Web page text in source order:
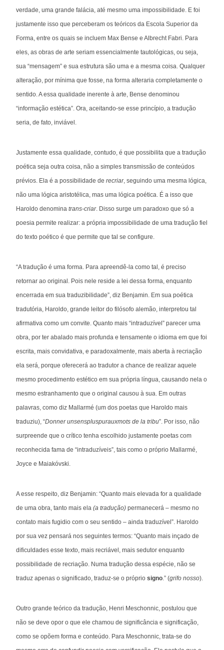
verdade, uma grande falácia, até mesmo uma impossibilidade. E foi
justamente isso que perceberam os teóricos da Escola Superior da
Forma, entre os quais se incluem Max Bense e Albrecht Fabri. Para
eles, as obras de arte seriam essencialmente tautológicas, ou seja,
sua “mensagem” e sua estrutura são uma e a mesma coisa. Qualquer
alteração, por mínima que fosse, na forma alteraria completamente o
sentido. A essa qualidade inerente à arte, Bense denominou
“informação estética”. Ora, aceitando-se esse princípio, a tradução
seria, de fato, inviável.
Justamente essa qualidade, contudo, é que possibilita que a tradução
poética seja outra coisa, não a simples transmissão de conteúdos
prévios. Ela é a possibilidade de recriar, seguindo uma mesma lógica,
não uma lógica aristotélica, mas uma lógica poética. É a isso que
Haroldo denomina trans-criar. Disso surge um paradoxo que só a
poesia permite realizar: a própria impossibilidade de uma tradução fiel
do texto poético é que permite que tal se configure.
“A tradução é uma forma. Para apreendê-la como tal, é preciso
retornar ao original. Pois nele reside a lei dessa forma, enquanto
encerrada em sua traduzibilidade”, diz Benjamin. Em sua poética
tradutória, Haroldo, grande leitor do filósofo alemão, interpretou tal
afirmativa como um convite. Quanto mais “intraduzível” parecer uma
obra, por ter abalado mais profunda e tensamente o idioma em que foi
escrita, mais convidativa, e paradoxalmente, mais aberta à recriação
ela será, porque oferecerá ao tradutor a chance de realizar aquele
mesmo procedimento estético em sua própria língua, causando nela o
mesmo estranhamento que o original causou à sua. Em outras
palavras, como diz Mallarmé (um dos poetas que Haroldo mais
traduziu), “Donner unsenspluspurauxmots de la tribu”. Por isso, não
surpreende que o crítico tenha escolhido justamente poetas com
reconhecida fama de “intraduzíveis”, tais como o próprio Mallarmé,
Joyce e Maiakóvski.
A esse respeito, diz Benjamin: “Quanto mais elevada for a qualidade
de uma obra, tanto mais ela (a tradução) permanecerá – mesmo no
contato mais fugidio com o seu sentido – ainda traduzível”. Haroldo
por sua vez pensará nos seguintes termos: “Quanto mais inçado de
dificuldades esse texto, mais recriável, mais sedutor enquanto
possibilidade de recriação. Numa tradução dessa espécie, não se
traduz apenas o significado, traduz-se o próprio signo.” (grifo nosso).
Outro grande teórico da tradução, Henri Meschonnic, postulou que
não se deve opor o que ele chamou de significância e significação,
como se opõem forma e conteúdo. Para Meschonnic, trata-se do